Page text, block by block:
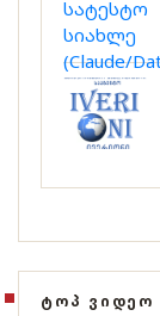
ᲢᲝᲞ ᲕᲘᲓᲔᲝ